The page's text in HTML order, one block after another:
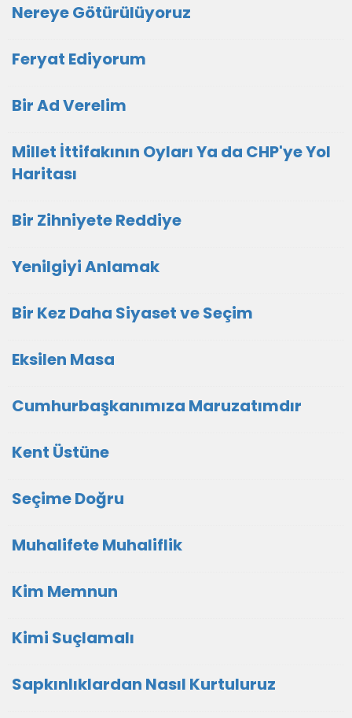
Nereye Götürülüyoruz
Feryat Ediyorum
Bir Ad Verelim
Millet İttifakının Oyları Ya da CHP'ye Yol
Haritası
Bir Zihniyete Reddiye
Yenilgiyi Anlamak
Bir Kez Daha Siyaset ve Seçim
Eksilen Masa
Cumhurbaşkanımıza Maruzatımdır
Kent Üstüne
Seçime Doğru
Muhalifete Muhaliflik
Kim Memnun
Kimi Suçlamalı
Sapkınlıklardan Nasıl Kurtuluruz